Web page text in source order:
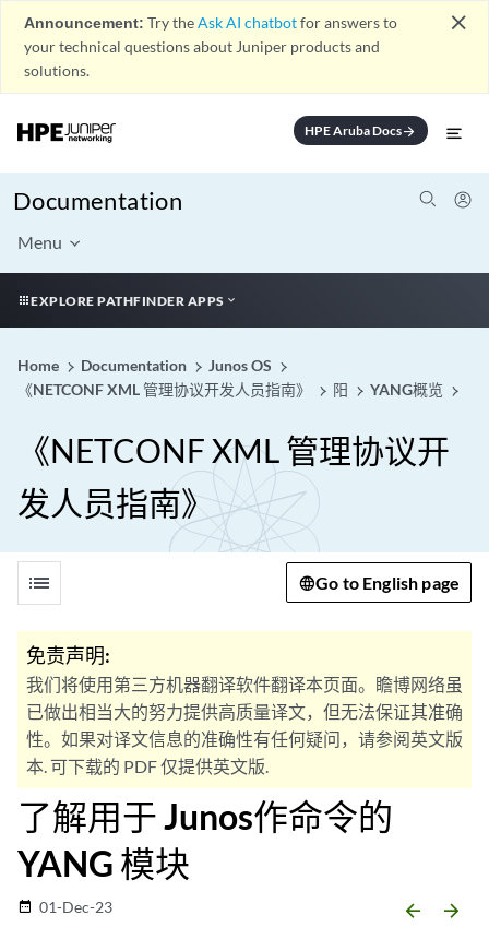
Announcement: Try theAsk AI chatbotfor answers to
your technical questions about Juniper products and
solutions.
close
HPE Aruba Docsarrow_forward
Documentation
Menu
EXPLORE PATHFINDER APPS
Home Documentation
Junos OS
《NETCONF XML 管理协议开发人员指南》
阳 YANG概览
《NETCONF XML 管理协议开
发人员指南》
list Go to English page
免责声明:
我们将使用第三方机器翻译软件翻译本页面。瞻博网络虽
已做出相当大的努力提供高质量译文，但无法保证其准确
性。如果对译文信息的准确性有任何疑问，请参阅英文版
本. 可下载的 PDF 仅提供英文版.
了解用于 Junos作命令的
YANG 模块
date_range 01-Dec-23 arrow_backward arrow_forward